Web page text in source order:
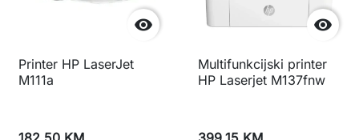

Printer HP LaserJet
M111a

Multifunkcijski printer
HP Laserjet M137fnw